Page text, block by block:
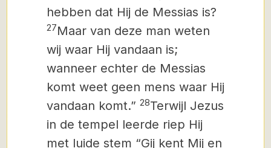
hebben dat Hij de Messias is?
27Maar van deze man weten
wij waar Hij vandaan is;
wanneer echter de Messias
komt weet geen mens waar Hij
vandaan komt.” 28Terwijl Jezus
in de tempel leerde riep Hij
met luide stem “Gij kent Mij en